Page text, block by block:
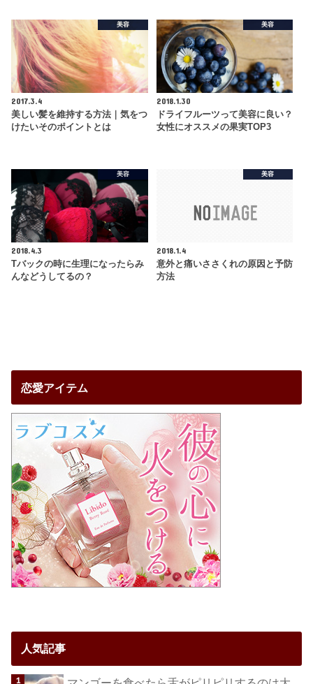
美容
2017.3.4
美しい髪を維持する方法｜気をつ
けたいそのポイントとは
美容
2018.1.30
ドライフルーツって美容に良い？
女性にオススメの果実TOP3
美容
2018.4.3
Tバックの時に生理になったらみ
んなどうしてるの？
美容
2018.1.4
意外と痛いささくれの原因と予防
方法
恋愛アイテム
人気記事